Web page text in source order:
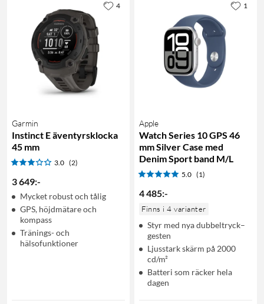
Garmin
Instinct E äventyrsklocka
45 mm
3.0 (2)
3 649:-
Mycket robust och tålig
GPS, höjdmätare och
kompass
Tränings- och
hälsofunktioner
4
Apple
Watch Series 10 GPS 46
mm Silver Case med
Denim Sport band M/L
5.0 (1)
4 485:-
Finns i 4 varianter
Styr med nya dubbeltryck–
gesten
Ljusstark skärm på 2000
cd/m²
Batteri som räcker hela
dagen
1